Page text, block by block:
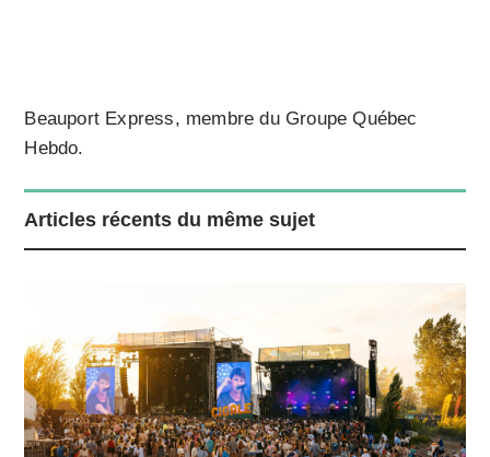
Beauport Express, membre du Groupe Québec
Hebdo.
Articles récents du même sujet